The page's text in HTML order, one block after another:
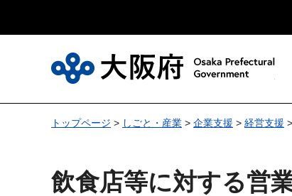
トップページ > しごと・産業 > 企業支援 > 経営支援 >
飲食店等に対する営